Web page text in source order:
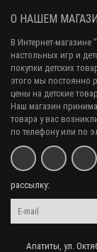
О НАШЕМ
В Интернет-
настольных игр и
покупки детских
этого мы постоянно
цены на детские
Наш магазин
товара у вас
по телефону или по
рассылку:
Апатиты, ул.